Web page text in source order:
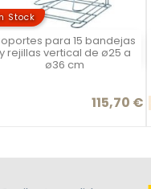
Stock
para 15 bandejas
y rejillas vertical de ø25 a
ø36 cm
Precio115,70 €

Vista rápida